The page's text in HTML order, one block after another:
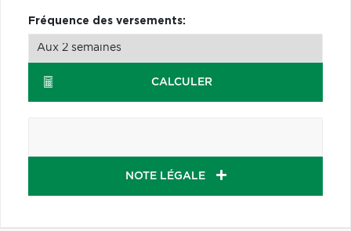
Fréquence des versements:
CALCULER
NOTE LÉGALE